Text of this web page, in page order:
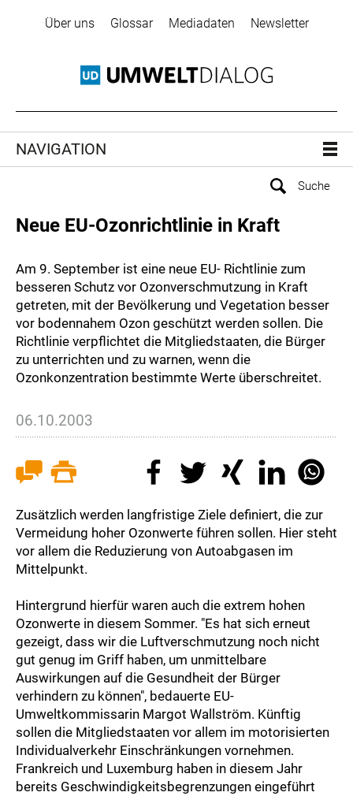
Über uns Glossar Mediadaten Newsletter
NAVIGATION
Neue EU-Ozonrichtlinie in Kraft
Am 9. September ist eine neue EU- Richtlinie zum
besseren Schutz vor Ozonverschmutzung in Kraft
getreten, mit der Bevölkerung und Vegetation besser
vor bodennahem Ozon geschützt werden sollen. Die
Richtlinie verpflichtet die Mitgliedstaaten, die Bürger
zu unterrichten und zu warnen, wenn die
Ozonkonzentration bestimmte Werte überschreitet.
06.10.2003
Zusätzlich werden langfristige Ziele definiert, die zur
Vermeidung hoher Ozonwerte führen sollen. Hier steht
vor allem die Reduzierung von Autoabgasen im
Mittelpunkt.
Hintergrund hierfür waren auch die extrem hohen
Ozonwerte in diesem Sommer. "Es hat sich erneut
gezeigt, dass wir die Luftverschmutzung noch nicht
gut genug im Griff haben, um unmittelbare
Auswirkungen auf die Gesundheit der Bürger
verhindern zu können", bedauerte EU-
Umweltkommissarin Margot Wallström. Künftig
sollen die Mitgliedstaaten vor allem im motorisierten
Individualverkehr Einschränkungen vornehmen.
Frankreich und Luxemburg haben in diesem Jahr
bereits Geschwindigkeitsbegrenzungen eingeführt